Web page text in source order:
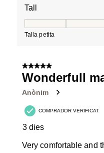
Tall
Talla petita
5 de 5 estrelles.
Wonderfull
Anònim
COMPRADOR VERIFICAT
3 dies
Very comfortable and